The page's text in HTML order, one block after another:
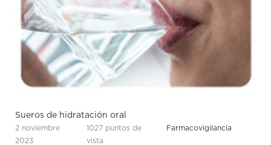
Sueros de hidratación oral
2 noviembre
2023
1027 puntos de
vista
Farmacovigilancia